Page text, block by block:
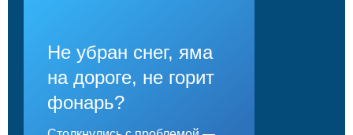
Не убран снег, яма
на дороге, не горит
фонарь?